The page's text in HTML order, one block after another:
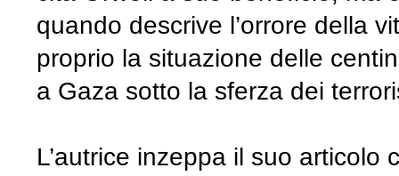
quando descrive l’orrore della
proprio la situazione delle
a Gaza sotto la sferza dei
L’autrice inzeppa il suo articolo